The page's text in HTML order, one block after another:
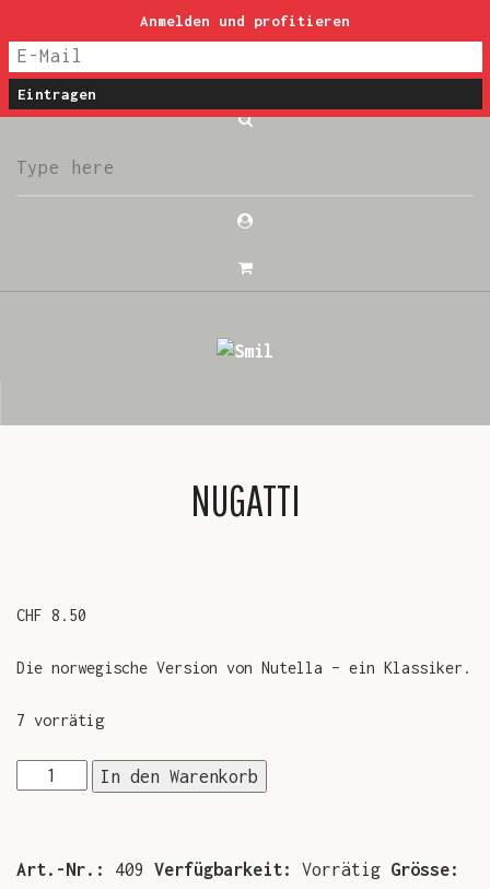
post@smil-luzern.ch
BLOG
NUGATTI
CHF 8.50
Die norwegische Version von Nutella – ein Klassiker.
7 vorrätig
Nugatti
In den Warenkorb
Art.-Nr.: 409 Verfügbarkeit: Vorrätig Grösse:
Anmelden und profitieren